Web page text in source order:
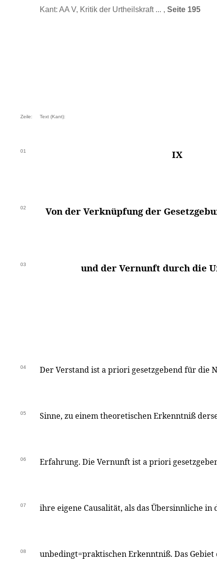
Kant: AA V, Kritik der Urtheilskraft ... , Seite 195
Zeile: Text (Kant):
01 IX
02 Von der Verknüpfung der
03 und der Vernunft durch die
04 Der Verstand ist a priori gesetzgebend für die
05 Sinne, zu einem theoretischen Erkenntniß
06 Erfahrung. Die Vernunft ist a priori
07 ihre eigene Causalität, als das Übersinnliche in
08 unbedingt=praktischen Erkenntniß. Das